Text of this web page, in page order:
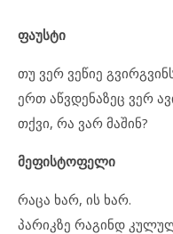
ფაუსტი
თუ ვერ ვეწიე
ერთ აწვდენაზეც ვერ
თქვი, რა ვარ მაშინ?
მეფისტოფელი
რაცა ხარ, ის ხარ.
პარიკზე რაგინდ